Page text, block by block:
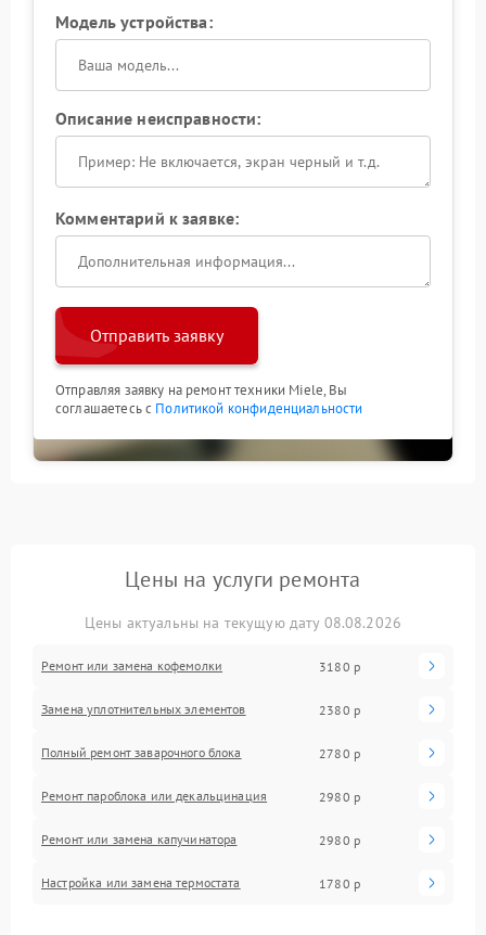
Модель устройства:
Описание неисправности:
Комментарий к заявке:
Отправить заявку
Отправляя заявку на ремонт техники Miele, Вы
соглашаетесь с Политикой конфиденциальности
Цены на услуги ремонта
Цены актуальны на текущую дату 08.08.2026
Ремонт или замена кофемолки 3180 р
Замена уплотнительных элементов 2380 р
Полный ремонт заварочного блока 2780 р
Ремонт пароблока или декальцинация 2980 р
Ремонт или замена капучинатора 2980 р
Настройка или замена термостата 1780 р